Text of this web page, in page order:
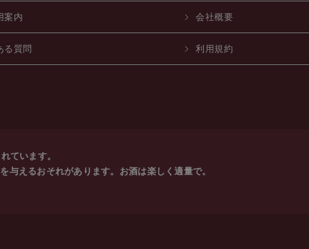
案内 会社概要
る質問 利用規約
ています。
与えるおそれがあります。お酒は楽しく適量で。